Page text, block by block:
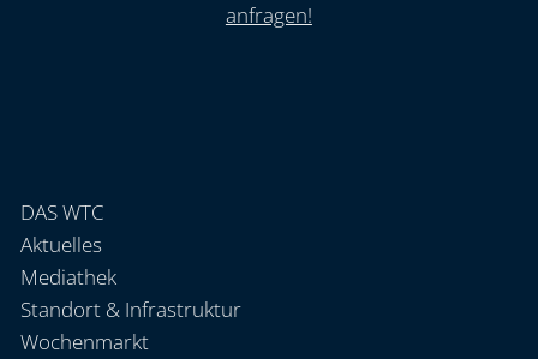
anfragen!
DAS WTC
Aktuelles
Mediathek
Standort & Infrastruktur
Wochenmarkt